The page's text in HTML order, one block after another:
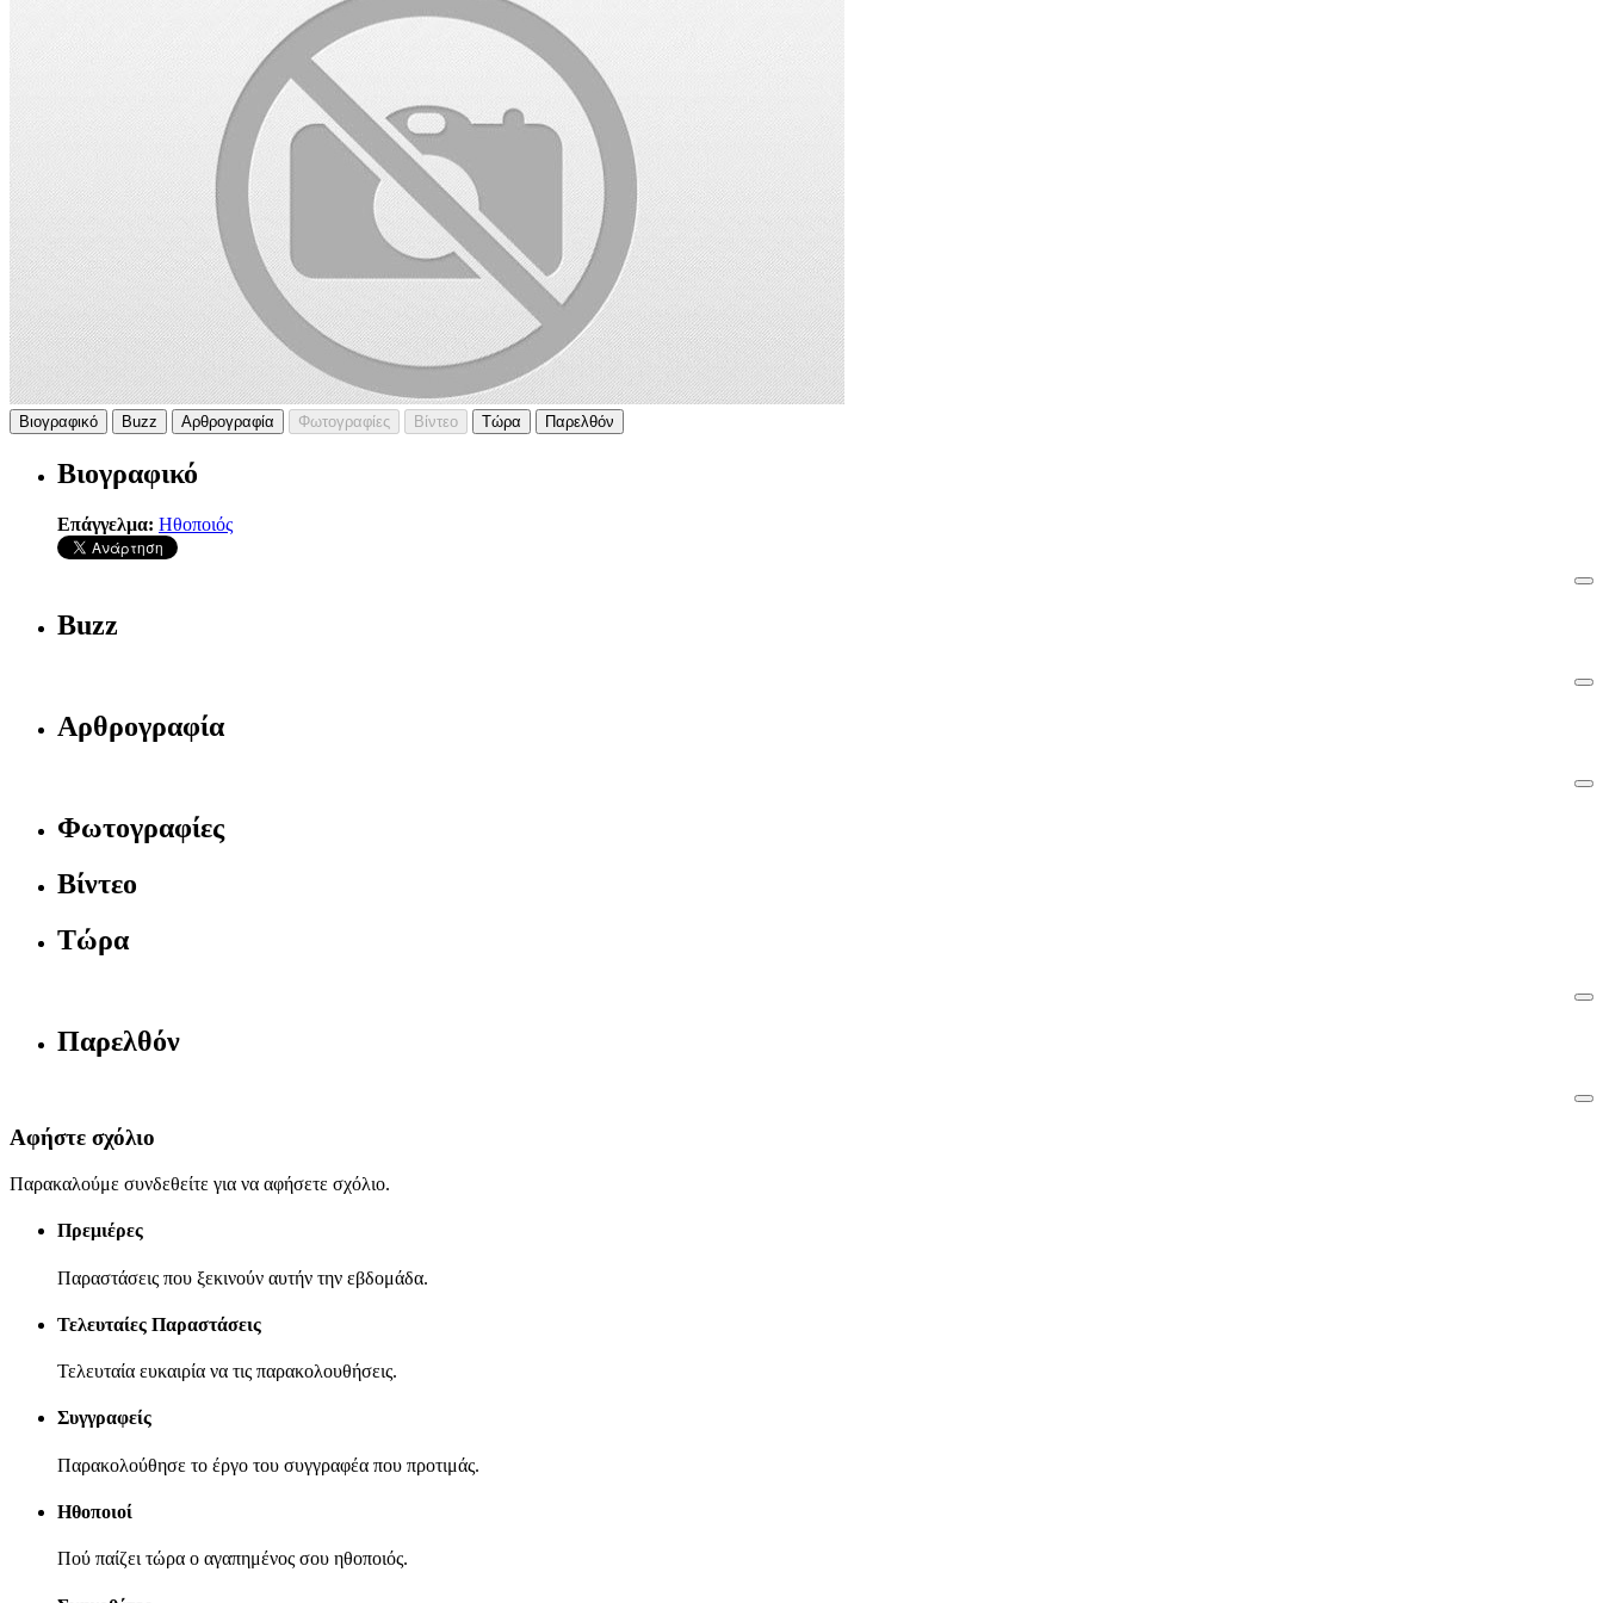
Βιογραφικό Buzz Αρθρογραφία Φωτογραφίες Βίντεο Τώρα Παρελθόν
Βιογραφικό
Επάγγελμα: Ηθοποιός
Buzz
Αρθρογραφία
Φωτογραφίες
Βίντεο
Τώρα
Παρελθόν
Αφήστε σχόλιο
Παρακαλούμε συνδεθείτε για να αφήσετε σχόλιο.
Πρεμιέρες
Παραστάσεις που ξεκινούν αυτήν την εβδομάδα.
Τελευταίες Παραστάσεις
Τελευταία ευκαιρία να τις παρακολουθήσεις.
Συγγραφείς
Παρακολούθησε το έργο του συγγραφέα που προτιμάς.
Ηθοποιοί
Πού παίζει τώρα ο αγαπημένος σου ηθοποιός.